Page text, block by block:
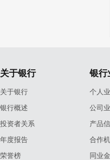
关于银行
关于银行
银行概述
投资者关系
年度报告
荣誉榜
银行
个人
公司
产品
合作
同业